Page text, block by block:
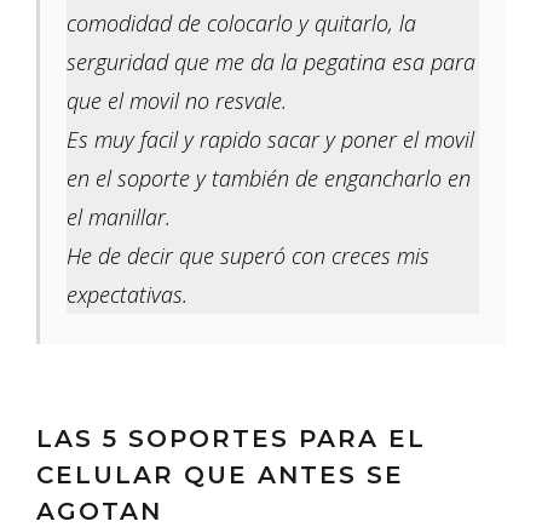
comodidad de colocarlo y quitarlo, la
serguridad que me da la pegatina esa para
que el movil no resvale.
Es muy facil y rapido sacar y poner el movil
en el soporte y también de engancharlo en
el manillar.
He de decir que superó con creces mis
expectativas.
LAS 5 SOPORTES PARA EL
CELULAR QUE ANTES SE
AGOTAN